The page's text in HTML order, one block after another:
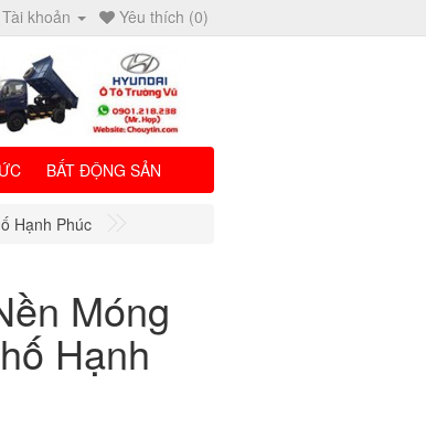
Yêu thích (0)
Tài khoản
BẤT ĐỘNG SẢN
Hạnh Phúc
Móng
Hạnh